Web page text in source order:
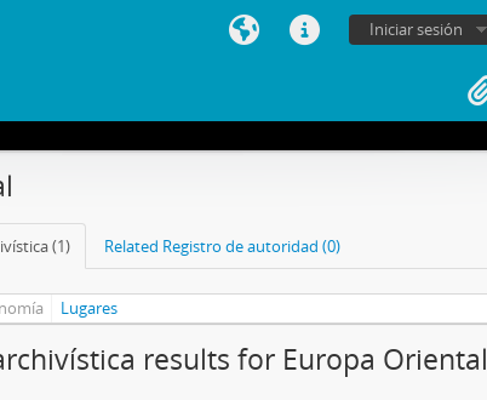
Iniciar sesión
(1) Related Registro de autoridad (0)
Lugares
results for Europa Oriental